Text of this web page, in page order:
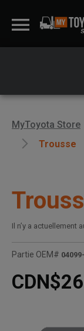
MyToyota Store
Trousse
Il n’y a actuellement
Partie OEM#